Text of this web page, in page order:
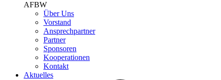
AFBW
Über Uns
Vorstand
Ansprechpartner
Partner
Sponsoren
Kooperationen
Kontakt
Aktuelles